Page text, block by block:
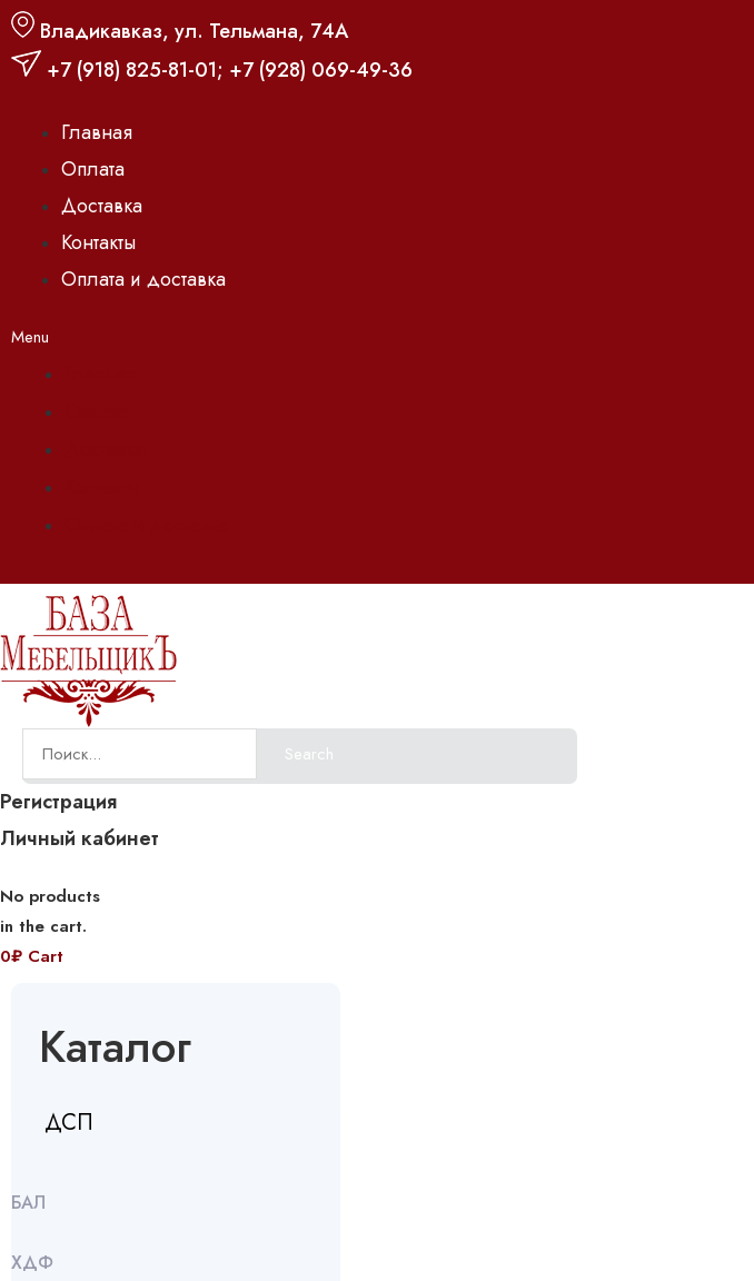
Владикавказ, ул. Тельмана, 74А
+7 (918) 825-81-01; +7 (928) 069-49-36
Главная
Оплата
Доставка
Контакты
Оплата и доставка
Menu
Search
Регистрация
Личный кабинет
No products
in the cart.
0₽ Cart
Каталог
ДСП
БАЛ
ХДФ